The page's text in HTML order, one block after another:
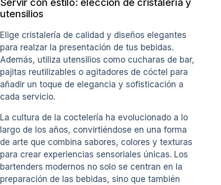
utensilios
Elige cristalería de calidad y diseños elegantes
para realzar la presentación de tus bebidas.
Además, utiliza utensilios como cucharas de bar,
pajitas reutilizables o agitadores de cóctel para
añadir un toque de elegancia y sofisticación a
cada servicio.
La cultura de la coctelería ha evolucionado a lo
largo de los años, convirtiéndose en una forma
de arte que combina sabores, colores y texturas
para crear experiencias sensoriales únicas. Los
bartenders modernos no solo se centran en la
preparación de las bebidas, sino que también